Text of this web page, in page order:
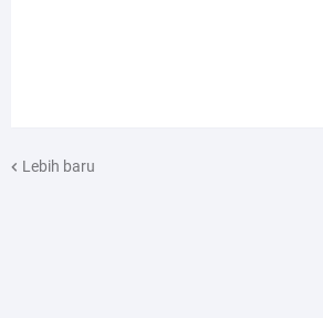
Lebih baru